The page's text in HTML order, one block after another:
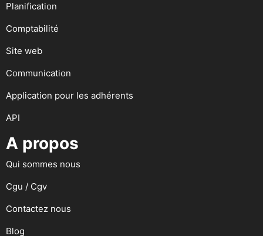
Planification
Comptabilité
Site web
Communication
Application pour les adhérents
API
A propos
Qui sommes nous
Cgu / Cgv
Contactez nous
Blog